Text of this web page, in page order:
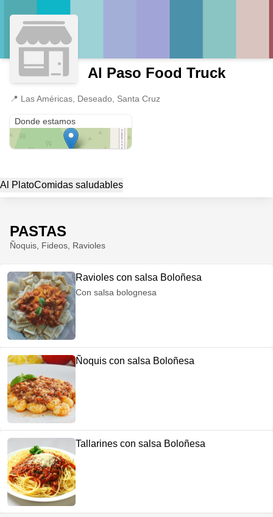
Al Paso Food Truck
📍 Las Américas, Deseado, Santa Cruz
Donde estamos
Al PlatoComidas saludables
PASTAS
Ñoquis, Fideos, Ravioles
Ravioles con salsa Boloñesa
Con salsa bolognesa
Ñoquis con salsa Boloñesa
Tallarines con salsa Boloñesa